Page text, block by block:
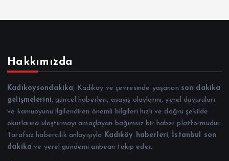
Hakkımızda
Kadıkoysondakika, Kadıköy ve çevresinde yaşanan son dakika
gelişmelerini, güncel haberleri, asayiş olaylarını, yerel duyuruları
ve kamuoyunu ilgilendiren önemli bilgileri hızlı ve doğru şekilde
okurlarına ulaştırmayı amaçlayan bağımsız bir haber platformudur.
Tarafsız habercilik anlayışıyla Kadıköy haberleri, İstanbul son
dakika ve yerel gündemi anbean takip eder.